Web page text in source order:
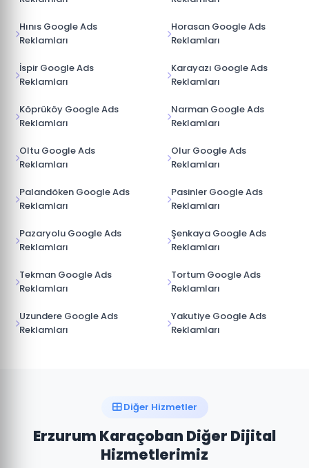
Hınıs Google Ads
Reklamları
Horasan Google Ads
Reklamları
İspir Google Ads
Reklamları
Karayazı Google Ads
Reklamları
Köprüköy Google Ads
Reklamları
Narman Google Ads
Reklamları
Oltu Google Ads
Reklamları
Olur Google Ads
Reklamları
Palandöken Google Ads
Reklamları
Pasinler Google Ads
Reklamları
Pazaryolu Google Ads
Reklamları
Şenkaya Google Ads
Reklamları
Tekman Google Ads
Reklamları
Tortum Google Ads
Reklamları
Uzundere Google Ads
Reklamları
Yakutiye Google Ads
Reklamları
Diğer Hizmetler
Erzurum Karaçoban Diğer Dijital
Hizmetlerimiz